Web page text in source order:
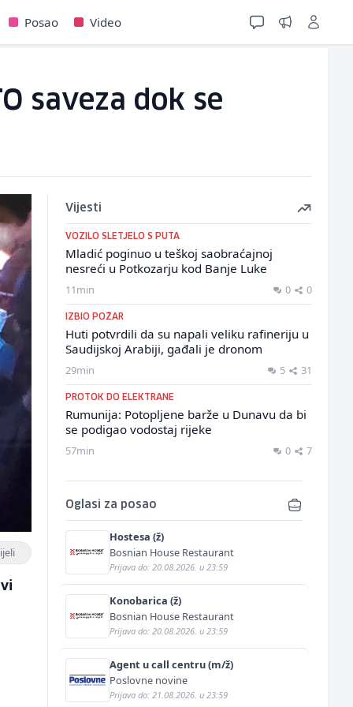
Posao Video
saveza dok se
Vijesti
VOZILO SLETJELO S PUTA
Mladić poginuo u teškoj saobraćajnoj
nesreći u Potkozarju kod Banje Luke
11min 0 0
IZBIO POŽAR
Huti potvrdili da su napali veliku rafineriju u
Saudijskoj Arabiji, gađali je dronom
29min 5 31
PROTOK DO ELEKTRANE
Rumunija: Potopljene barže u Dunavu da bi
se podigao vodostaj rijeke
57min 0 7
Oglasi za posao
Hostesa (ž)
Bosnian House Restaurant
Prijava do: 20.08.2026. u 23:59
Konobarica (ž)
Bosnian House Restaurant
Prijava do: 20.08.2026. u 23:59
Agent u call centru (m/ž)
Poslovne novine
Prijava do: 21.08.2026. u 23:59